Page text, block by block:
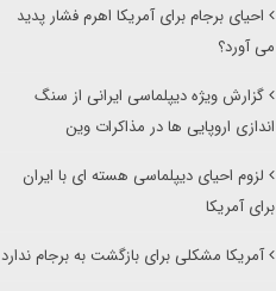
احیای برجام برای آمریکا اهرم فشار پدید
می آورد؟
گزارش ویژه دیپلماسی ایرانی از سنگ
اندازی اروپایی ها در مذاکرات وین
لزوم احیای دیپلماسی هسته ای با ایران
برای آمریکا
آمریکا مشکلی برای بازگشت به برجام ندارد